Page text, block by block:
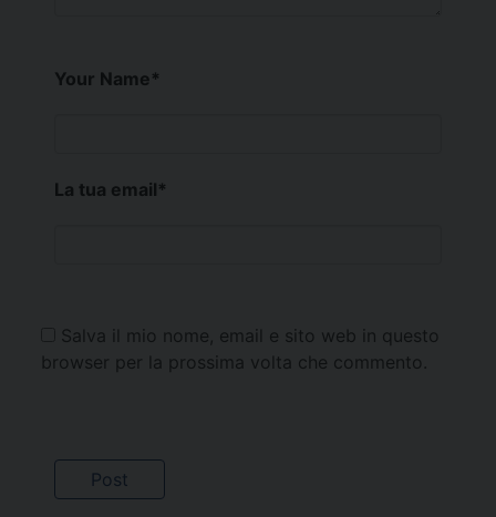
Your Name*
La tua email*
Salva il mio nome, email e sito web in questo
browser per la prossima volta che commento.